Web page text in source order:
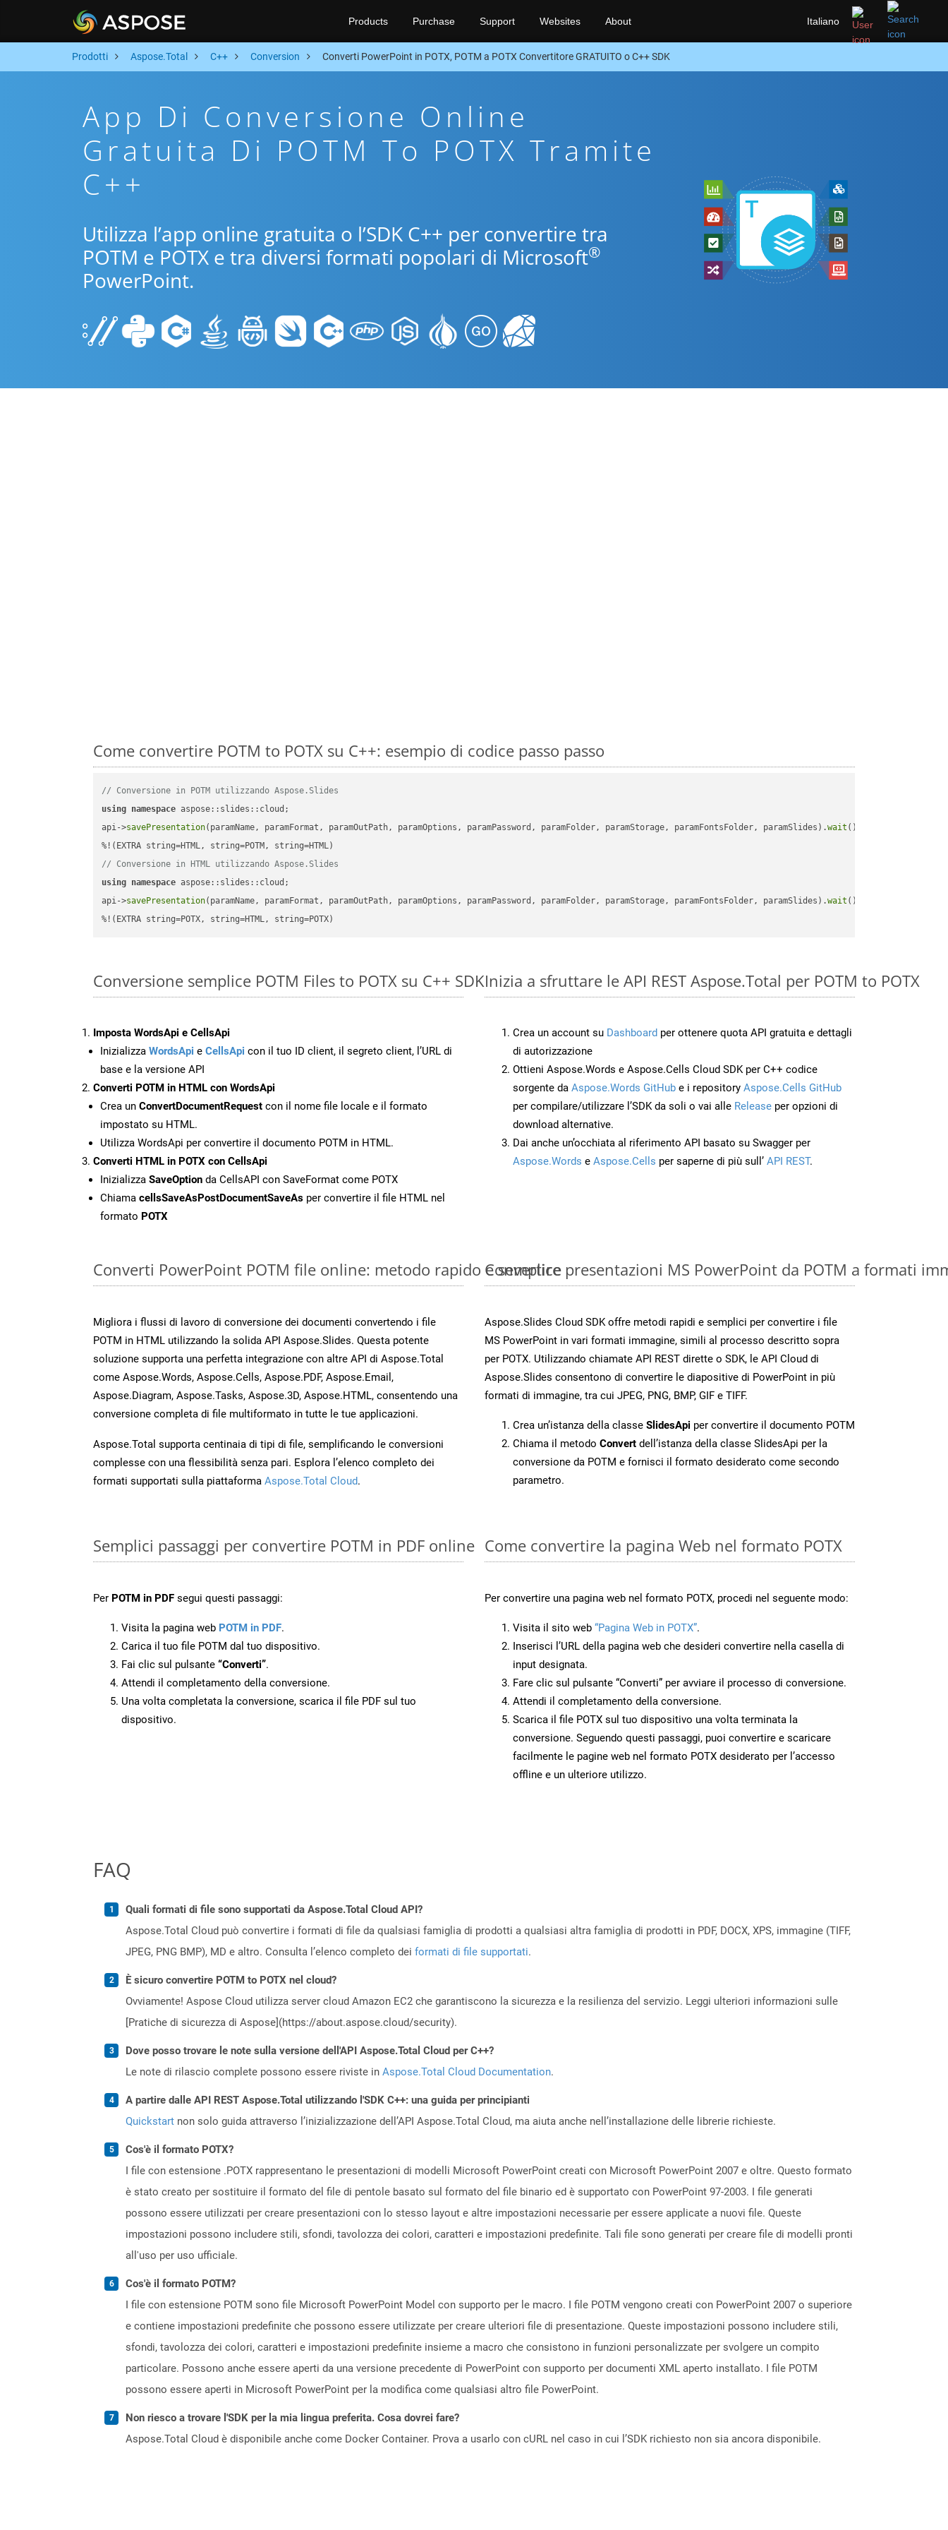
Italiano
Products Purchase Support Websites About
Prodotti Aspose.Total C++ Conversion Converti PowerPoint in POTX, POTM a POTX Convertitore GRATUITO o C++ SDK
App Di Conversione Online
Gratuita Di POTM To POTX Tramite
C++
Utilizza l’app online gratuita o l’SDK C++ per convertire tra
POTM e POTX e tra diversi formati popolari di Microsoft®
PowerPoint.
Come convertire POTM to POTX su C++: esempio di codice passo passo
// Conversione in POTM utilizzando Aspose.Slides
using namespace aspose::slides::cloud;
api->savePresentation(paramName, paramFormat, paramOutPath, paramOptions, paramPassword, paramFolder, paramStorage, paramFontsFolder, paramSlides).wait ();
// Conversione in HTML utilizzando Aspose.Slides
using namespace aspose::slides::cloud;
api->savePresentation(paramName, paramFormat, paramOutPath, paramOptions, paramPassword, paramFolder, paramStorage, paramFontsFolder, paramSlides).wait ();
%!(EXTRA string=POTX, string=HTML, string=POTX)
Conversione semplice POTM Files to POTX su C++ SDK
Imposta WordsApi e CellsApi
Inizializza WordsApi e CellsApi con il tuo ID client, il segreto client, l’URL di
base e la versione API
Converti POTM in HTML con WordsApi
Crea un ConvertDocumentRequest con il nome file locale e il formato
impostato su HTML.
Utilizza WordsApi per convertire il documento POTM in HTML.
Converti HTML in POTX con CellsApi
Inizializza SaveOption da CellsAPI con SaveFormat come POTX
Chiama cellsSaveAsPostDocumentSaveAs per convertire il file HTML nel
formato POTX
Inizia a sfruttare le API REST Aspose.Total per POTM to POTX
Crea un account su Dashboard per ottenere quota API gratuita e dettagli
di autorizzazione
Ottieni Aspose.Words e Aspose.Cells Cloud SDK per C++ codice
sorgente da Aspose.Words GitHub e i repository Aspose.Cells GitHub
per compilare/utilizzare l’SDK da soli o vai alle Release per opzioni di
download alternative.
Dai anche un’occhiata al riferimento API basato su Swagger per
Aspose.Words e Aspose.Cells per saperne di più sull’ API REST.
Converti PowerPoint POTM file online: metodo rapido e semplice
Migliora i flussi di lavoro di conversione dei documenti convertendo i file
POTM in HTML utilizzando la solida API Aspose.Slides. Questa potente
soluzione supporta una perfetta integrazione con altre API di Aspose.Total
come Aspose.Words, Aspose.Cells, Aspose.PDF, Aspose.Email,
Aspose.Diagram, Aspose.Tasks, Aspose.3D, Aspose.HTML, consentendo una
conversione completa di file multiformato in tutte le tue applicazioni.
Aspose.Total supporta centinaia di tipi di file, semplificando le conversioni
complesse con una flessibilità senza pari. Esplora l’elenco completo dei
formati supportati sulla piattaforma Aspose.Total Cloud.
Convertire presentazioni MS PowerPoint da POTM a formati
Aspose.Slides Cloud SDK offre metodi rapidi e semplici per convertire i file
MS PowerPoint in vari formati immagine, simili al processo descritto sopra
per POTX. Utilizzando chiamate API REST dirette o SDK, le API Cloud di
Aspose.Slides consentono di convertire le diapositive di PowerPoint in più
formati di immagine, tra cui JPEG, PNG, BMP, GIF e TIFF.
Crea un’istanza della classe SlidesApi per convertire il documento POTM
Chiama il metodo Convert dell’istanza della classe SlidesApi per la
conversione da POTM e fornisci il formato desiderato come secondo
parametro.
Semplici passaggi per convertire POTM in PDF online
Per POTM in PDF segui questi passaggi:
Visita la pagina web POTM in PDF.
Carica il tuo file POTM dal tuo dispositivo.
Fai clic sul pulsante “Converti”.
Attendi il completamento della conversione.
Una volta completata la conversione, scarica il file PDF sul tuo
dispositivo.
Come convertire la pagina Web nel formato POTX
Per convertire una pagina web nel formato POTX, procedi nel seguente modo:
Visita il sito web “Pagina Web in POTX”.
Inserisci l’URL della pagina web che desideri convertire nella casella di
input designata.
Fare clic sul pulsante “Converti” per avviare il processo di conversione.
Attendi il completamento della conversione.
Scarica il file POTX sul tuo dispositivo una volta terminata la
conversione. Seguendo questi passaggi, puoi convertire e scaricare
facilmente le pagine web nel formato POTX desiderato per l’accesso
offline e un ulteriore utilizzo.
FAQ
Quali formati di file sono supportati da Aspose.Total Cloud API?
Aspose.Total Cloud può convertire i formati di file da qualsiasi famiglia di prodotti a qualsiasi altra famiglia di prodotti in PDF, DOCX, XPS, immagine (TIFF,
JPEG, PNG BMP), MD e altro. Consulta l’elenco completo dei formati di file supportati.
È sicuro convertire POTM to POTX nel cloud?
Ovviamente! Aspose Cloud utilizza server cloud Amazon EC2 che garantiscono la sicurezza e la resilienza del servizio. Leggi ulteriori informazioni sulle
[Pratiche di sicurezza di Aspose](https://about.aspose.cloud/security).
Dove posso trovare le note sulla versione dell'API Aspose.Total Cloud per C++?
Le note di rilascio complete possono essere riviste in Aspose.Total Cloud Documentation.
A partire dalle API REST Aspose.Total utilizzando l'SDK C++: una guida per principianti
Quickstart non solo guida attraverso l’inizializzazione dell’API Aspose.Total Cloud, ma aiuta anche nell’installazione delle librerie richieste.
Cos'è il formato POTX?
I file con estensione .POTX rappresentano le presentazioni di modelli Microsoft PowerPoint creati con Microsoft PowerPoint 2007 e oltre. Questo formato
è stato creato per sostituire il formato del file di pentole basato sul formato del file binario ed è supportato con PowerPoint 97-2003. I file generati
possono essere utilizzati per creare presentazioni con lo stesso layout e altre impostazioni necessarie per essere applicate a nuovi file. Queste
impostazioni possono includere stili, sfondi, tavolozza dei colori, caratteri e impostazioni predefinite. Tali file sono generati per creare file di modelli pronti
all'uso per uso ufficiale.
Cos'è il formato POTM?
I file con estensione POTM sono file Microsoft PowerPoint Model con supporto per le macro. I file POTM vengono creati con PowerPoint 2007 o superiore
e contiene impostazioni predefinite che possono essere utilizzate per creare ulteriori file di presentazione. Queste impostazioni possono includere stili,
sfondi, tavolozza dei colori, caratteri e impostazioni predefinite insieme a macro che consistono in funzioni personalizzate per svolgere un compito
particolare. Possono anche essere aperti da una versione precedente di PowerPoint con supporto per documenti XML aperto installato. I file POTM
possono essere aperti in Microsoft PowerPoint per la modifica come qualsiasi altro file PowerPoint.
Non riesco a trovare l'SDK per la mia lingua preferita. Cosa dovrei fare?
Aspose.Total Cloud è disponibile anche come Docker Container. Prova a usarlo con cURL nel caso in cui l’SDK richiesto non sia ancora disponibile.